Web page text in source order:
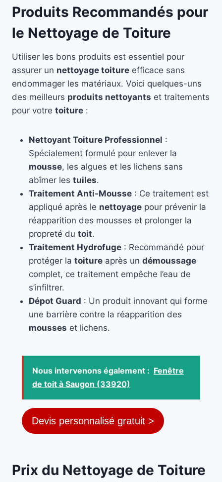
Produits Recommandés pour
le Nettoyage de Toiture
Utiliser les bons produits est essentiel pour
assurer un nettoyage toiture efficace sans
endommager les matériaux. Voici quelques-uns
des meilleurs produits nettoyants et traitements
pour votre toiture :
Nettoyant Toiture Professionnel :
Spécialement formulé pour enlever la
mousse, les algues et les lichens sans
abîmer les tuiles.
Traitement Anti-Mousse : Ce traitement est
appliqué après le nettoyage pour prévenir la
réapparition des mousses et prolonger la
propreté du toit.
Traitement Hydrofuge : Recommandé pour
protéger la toiture après un démoussage
complet, ce traitement empêche l’eau de
s’infiltrer.
Dépot Guard : Un produit innovant qui forme
une barrière contre la réapparition des
mousses et lichens.
Nous intervenons également : Fenêtre
de toit à Saugon (33920)
Devis personnalisé gratuit >
Prix du Nettoyage de Toiture